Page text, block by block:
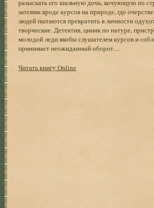
разыскать его шальную дочь, кочующую по
затеями вроде курсов на природе, где
людей пытаются превратить в личности
творческие. Детектив, циник по натуре,
молодой леди якобы слушателем курсов и
принимает неожиданный оборот…
Читать книгу Online